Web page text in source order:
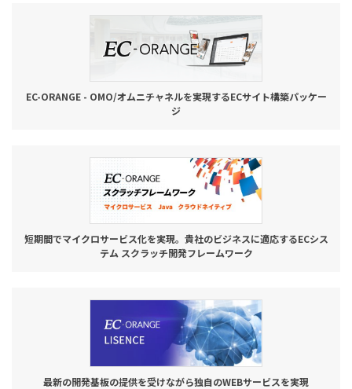
EC-ORANGE - OMO/オムニチャネルを実現するECサイト構築パッケー
ジ
短期間でマイクロサービス化を実現。貴社のビジネスに適応するECシス
テム スクラッチ開発フレームワーク
最新の開発基板の提供を受けながら独自のWEBサービスを実現